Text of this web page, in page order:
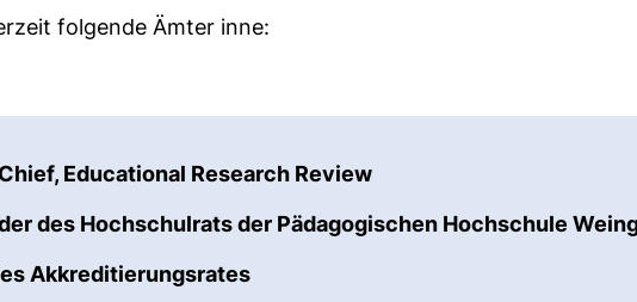
folgende Ämter inne:
Educational Research Review(externer Link, öffnet
des Hochschulrats der Pädagogischen Hochschule
Akkreditierungsrates(externer Link, öffnet neues Fenster)